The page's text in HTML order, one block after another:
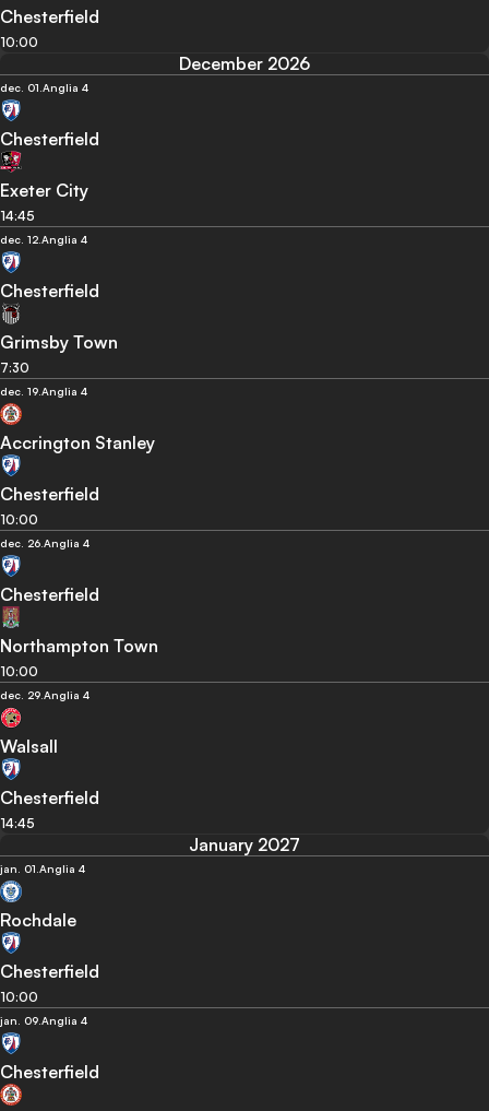
Chesterfield
10:00
December 2026
dec. 01. Anglia 4
Chesterfield
Exeter City
14:45
dec. 12. Anglia 4
Chesterfield
Grimsby Town
7:30
dec. 19. Anglia 4
Accrington Stanley
Chesterfield
10:00
dec. 26. Anglia 4
Chesterfield
Northampton Town
10:00
dec. 29. Anglia 4
Walsall
Chesterfield
14:45
January 2027
jan. 01. Anglia 4
Rochdale
Chesterfield
10:00
jan. 09. Anglia 4
Chesterfield